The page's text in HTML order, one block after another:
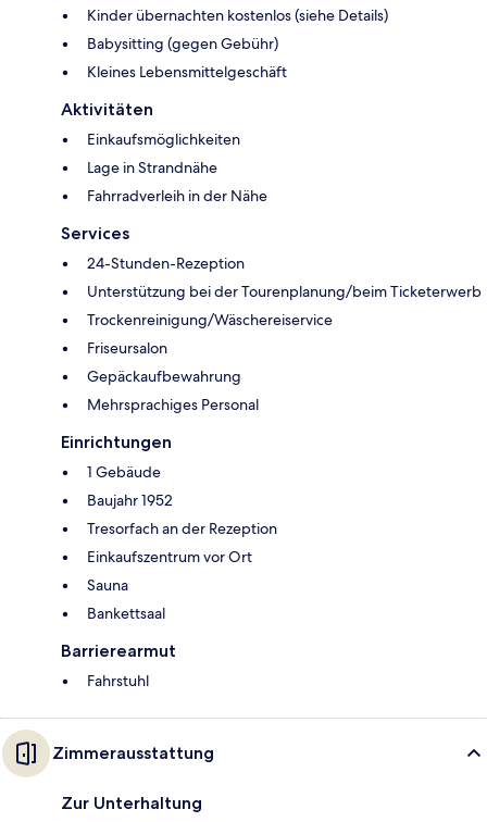
Kinder übernachten kostenlos (siehe Details)
Babysitting (gegen Gebühr)
Kleines Lebensmittelgeschäft
Aktivitäten
Einkaufsmöglichkeiten
Lage in Strandnähe
Fahrradverleih in der Nähe
Services
24-Stunden-Rezeption
Unterstützung bei der Tourenplanung/beim Ticketerwerb
Trockenreinigung/Wäschereiservice
Friseursalon
Gepäckaufbewahrung
Mehrsprachiges Personal
Einrichtungen
1 Gebäude
Baujahr 1952
Tresorfach an der Rezeption
Einkaufszentrum vor Ort
Sauna
Bankettsaal
Barrierearmut
Fahrstuhl
Zimmerausstattung
Zur Unterhaltung